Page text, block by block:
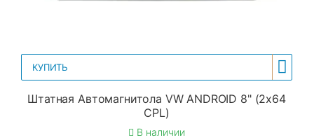
КУПИТЬ
Штатная Автомагнитола VW ANDROID 8" (2x64
CPL)
В наличии